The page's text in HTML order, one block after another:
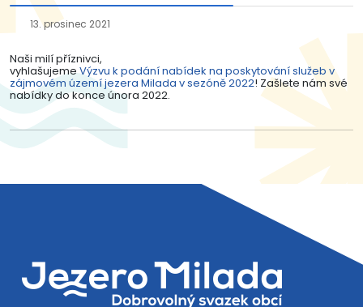
13. prosinec 2021
Naši milí příznivci,
vyhlašujeme Výzvu k podání nabídek na poskytování služeb v
zájmovém území jezera Milada v sezóně 2022! Zašlete nám své
nabídky do konce února 2022.